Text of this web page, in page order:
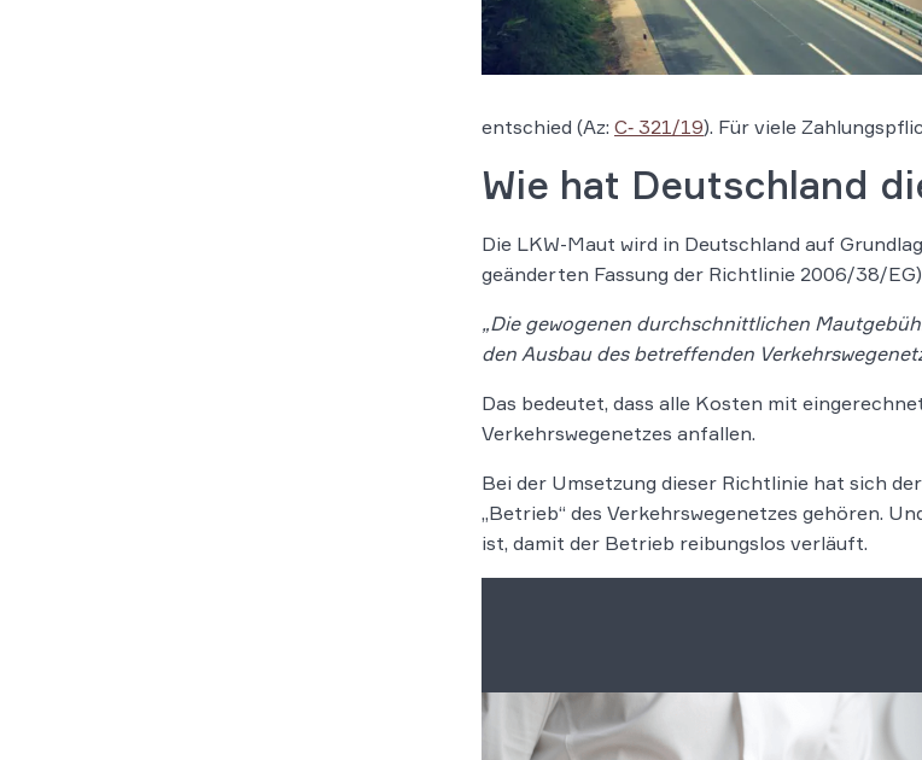
entschied (Az: C‑ 321/19). Für viele
Wie hat Deutschland
Die LKW-Maut wird in Deutschland auf
geänderten Fassung der Richtlinie 2006/38/
„Die gewogenen durchschnittlichen
den Ausbau des betreffenden
Das bedeutet, dass alle Kosten mit
Verkehrswegenetzes anfallen.
Bei der Umsetzung dieser Richtlinie hat sich
„Betrieb“ des Verkehrswegenetzes gehören.
ist, damit der Betrieb reibungslos verläuft.